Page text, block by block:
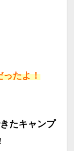
ったよ！
たキャンプ